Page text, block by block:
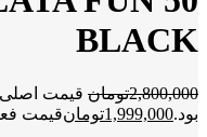
BLACK
2,800,000تومان
بود.1,999,000تومانقیمت فعلی